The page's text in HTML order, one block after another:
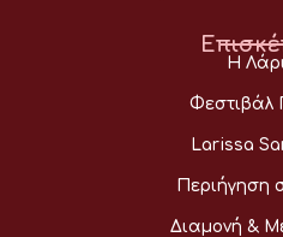
Η
Φεστιβάλ
Larissa
Περιήγηση
Διαμονή &